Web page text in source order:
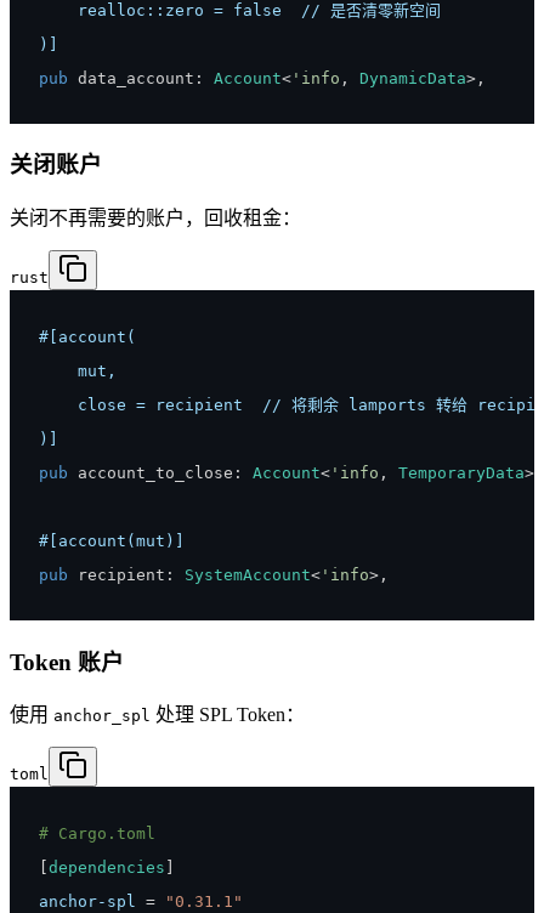
)]
pub data_account : Account< 'info , DynamicData> ,
关闭账户
关闭不再需要的账户，回收租金：
rust
)]
pub account_to_close : Account< 'info , TemporaryData>
#[account(mut)]
pub recipient : SystemAccount< 'info> ,
Token 账户
使用 anchor_spl 处理 SPL Token：
toml
# Cargo.toml
dependencies
anchor-spl = "0.31.1"